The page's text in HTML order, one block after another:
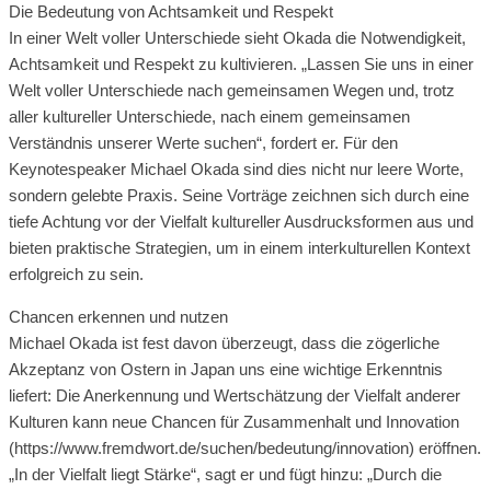
Die Bedeutung von Achtsamkeit und Respekt
In einer Welt voller Unterschiede sieht Okada die Notwendigkeit,
Achtsamkeit und Respekt zu kultivieren. „Lassen Sie uns in einer
Welt voller Unterschiede nach gemeinsamen Wegen und, trotz
aller kultureller Unterschiede, nach einem gemeinsamen
Verständnis unserer Werte suchen“, fordert er. Für den
Keynotespeaker Michael Okada sind dies nicht nur leere Worte,
sondern gelebte Praxis. Seine Vorträge zeichnen sich durch eine
tiefe Achtung vor der Vielfalt kultureller Ausdrucksformen aus und
bieten praktische Strategien, um in einem interkulturellen Kontext
erfolgreich zu sein.
Chancen erkennen und nutzen
Michael Okada ist fest davon überzeugt, dass die zögerliche
Akzeptanz von Ostern in Japan uns eine wichtige Erkenntnis
liefert: Die Anerkennung und Wertschätzung der Vielfalt anderer
Kulturen kann neue Chancen für Zusammenhalt und Innovation
(https://www.fremdwort.de/suchen/bedeutung/innovation) eröffnen.
„In der Vielfalt liegt Stärke“, sagt er und fügt hinzu: „Durch die